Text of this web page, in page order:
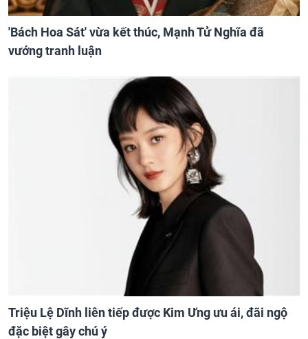
'Bách Hoa Sát' vừa kết thúc, Mạnh Tử Nghĩa đã
vướng tranh luận
Triệu Lệ Dĩnh liên tiếp được Kim Ưng ưu ái, đãi ngộ
đặc biệt gây chú ý